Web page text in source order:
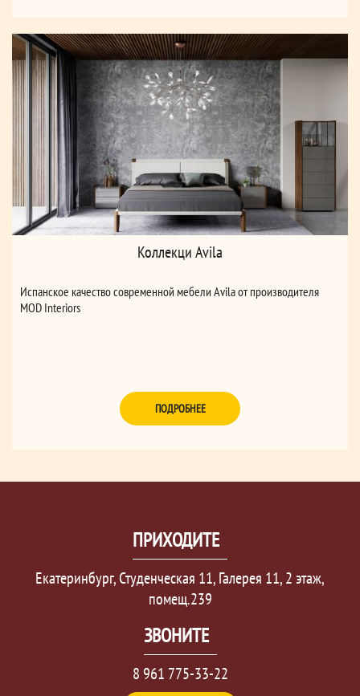
Коллекци Avila
Испанcкое качество современной мебели Avila от производителя
MOD Interiors
ПОДРОБНЕЕ
ПРИХОДИТЕ
Екатеринбург, Студенческая 11, Галерея 11, 2 этаж,
помещ.239
ЗВОНИТЕ
8 961 775-33-22